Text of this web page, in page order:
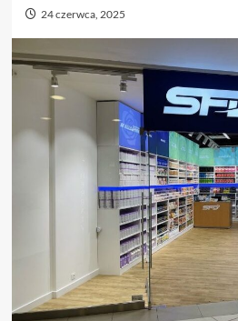
24 czerwca, 2025